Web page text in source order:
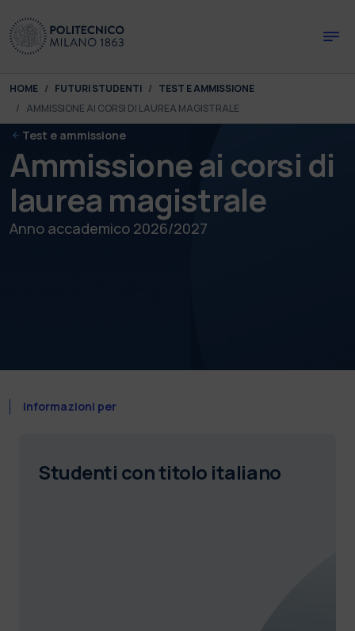
You are here:
HOME FUTURI STUDENTI
TEST E AMMISSIONE
AMMISSIONE AI CORSI DI LAUREA MAGISTRALE
Test e ammissione
Ammissione ai corsi di
laurea magistrale
Anno accademico 2026/2027
Informazioni per
Studenti con titolo italiano